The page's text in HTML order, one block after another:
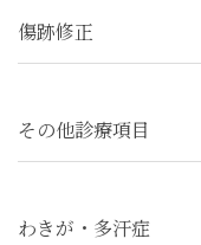
傷跡修正
その他診療項目
わきが・多汗症